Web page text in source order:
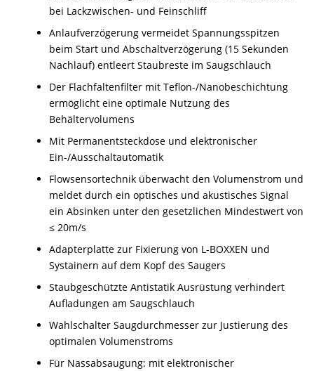
bei Lackzwischen- und Feinschliff
Anlaufverzögerung vermeidet Spannungsspitzen
beim Start und Abschaltverzögerung (15 Sekunden
Nachlauf) entleert Staubreste im Saugschlauch
Der Flachfaltenfilter mit Teflon-/Nanobeschichtung
ermöglicht eine optimale Nutzung des
Behältervolumens
Mit Permanentsteckdose und elektronischer
Ein-/Ausschaltautomatik
Flowsensortechnik überwacht den Volumenstrom und
meldet durch ein optisches und akustisches Signal
ein Absinken unter den gesetzlichen Mindestwert von
≤ 20m/s
Adapterplatte zur Fixierung von L-BOXXEN und
Systainern auf dem Kopf des Saugers
Staubgeschützte Antistatik Ausrüstung verhindert
Aufladungen am Saugschlauch
Wahlschalter Saugdurchmesser zur Justierung des
optimalen Volumenstroms
Für Nassabsaugung: mit elektronischer